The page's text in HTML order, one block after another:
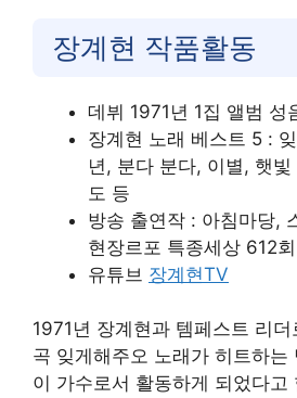
장계현 작품활동
데뷔 1971년 1집 앨범 성
장계현 노래 베스트 5 :
년, 분다 분다, 이별, 햇
도 등
방송 출연작 : 아침마당,
현장르포 특종세상 612
유튜브 장계현TV
1971년 장계현과 템페스트 리
곡 잊게해주오 노래가 히트하는
이 가수로서 활동하게 되었다고